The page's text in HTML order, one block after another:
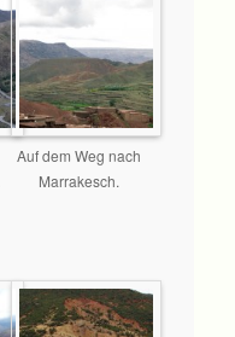
Auf dem Weg nach
Marrakesch.